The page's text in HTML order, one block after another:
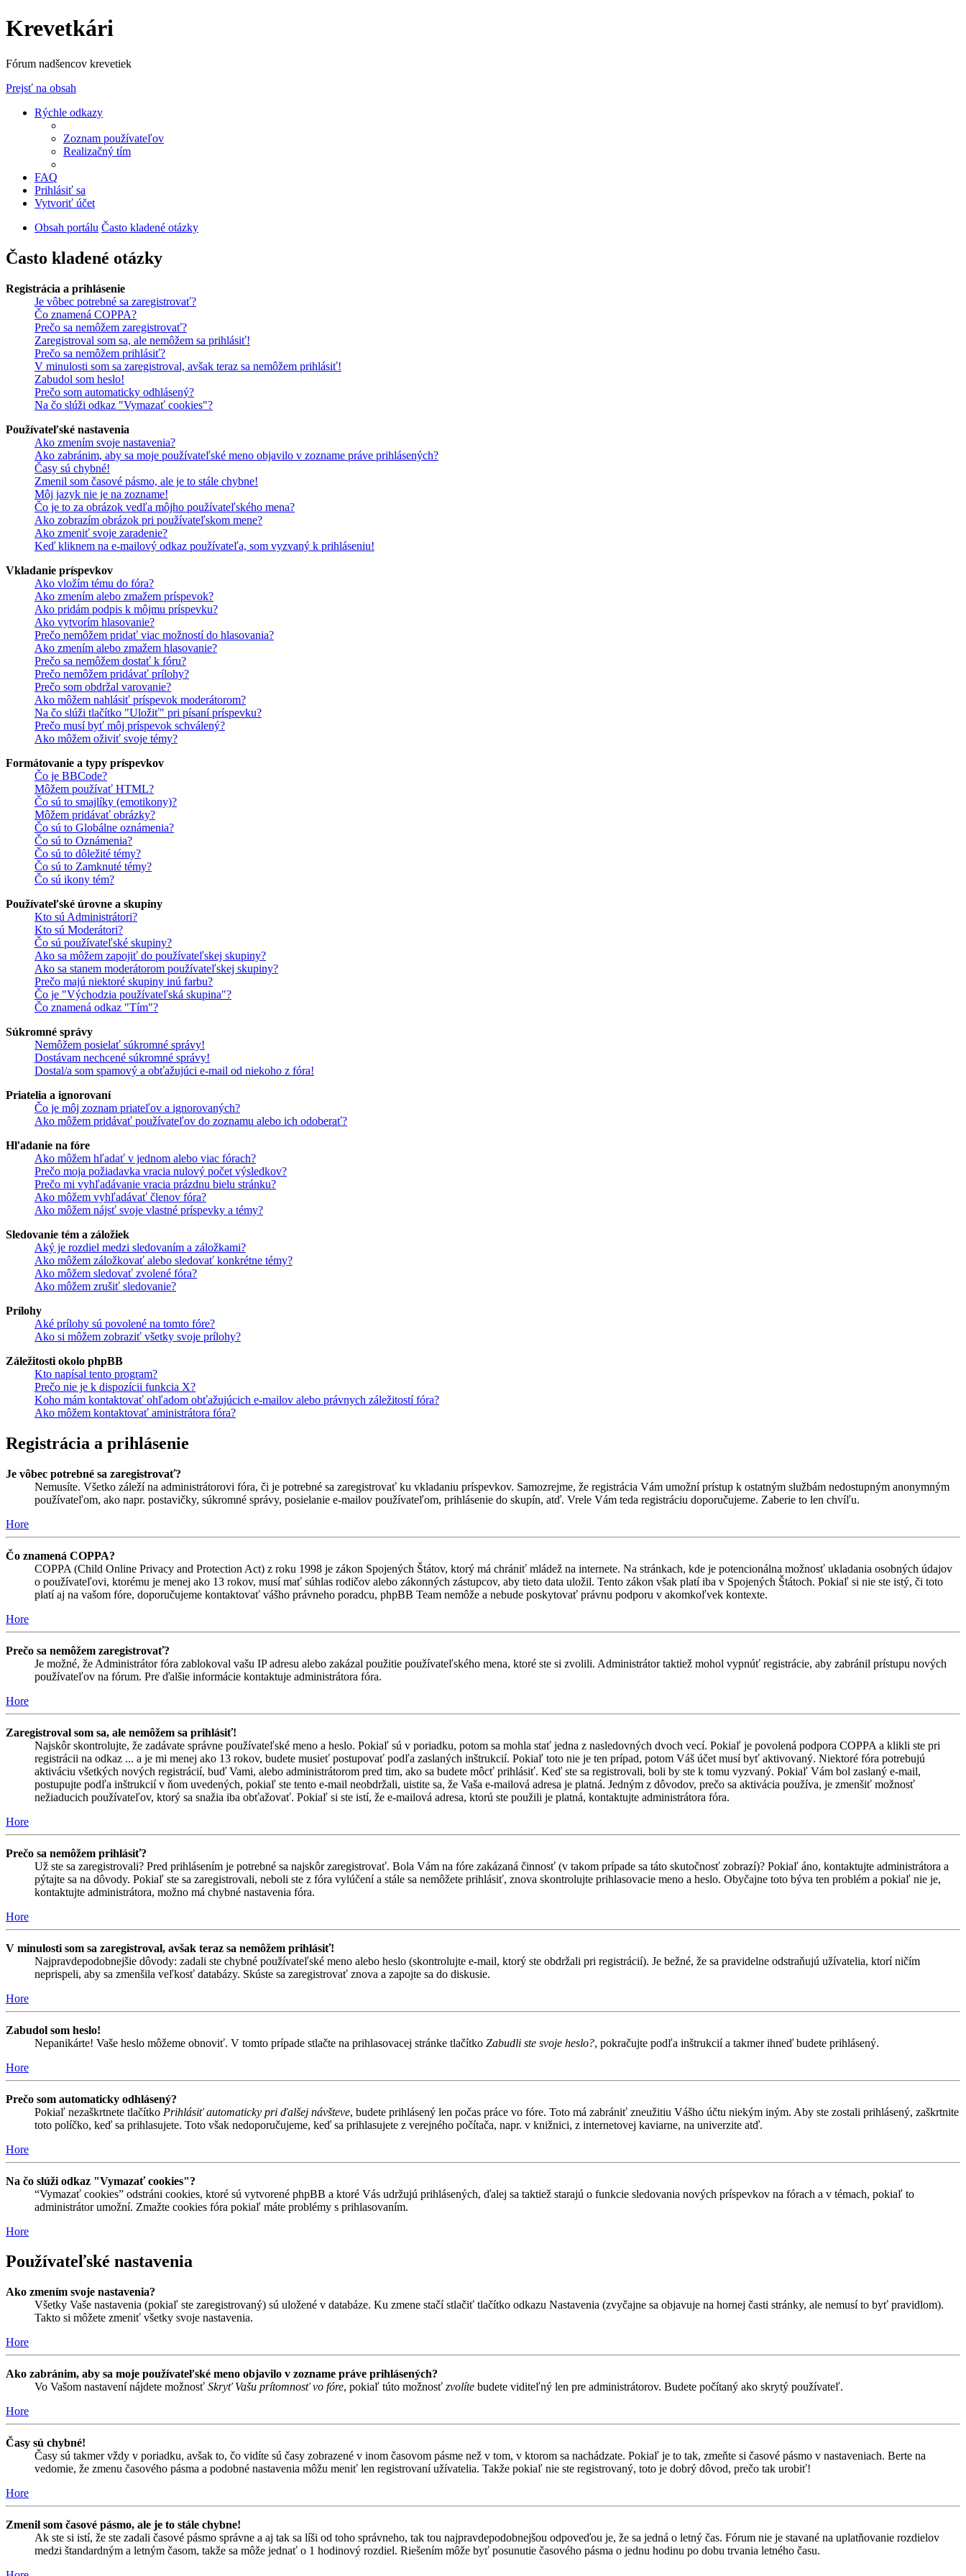
Krevetkári
Fórum nadšencov krevetiek
Prejsť na obsah
Rýchle odkazy
Zoznam používateľov
Realizačný tím
FAQ
Prihlásiť sa
Vytvoriť účet
Obsah portálu Často kladené otázky
Často kladené otázky
Registrácia a prihlásenie
Je vôbec potrebné sa zaregistrovať?
Čo znamená COPPA?
Prečo sa nemôžem zaregistrovať?
Zaregistroval som sa, ale nemôžem sa prihlásiť!
Prečo sa nemôžem prihlásiť?
V minulosti som sa zaregistroval, avšak teraz sa nemôžem prihlásiť!
Zabudol som heslo!
Prečo som automaticky odhlásený?
Na čo slúži odkaz "Vymazať cookies"?
Používateľské nastavenia
Ako zmením svoje nastavenia?
Ako zabránim, aby sa moje používateľské meno objavilo v zozname práve prihlásených?
Časy sú chybné!
Zmenil som časové pásmo, ale je to stále chybne!
Môj jazyk nie je na zozname!
Čo je to za obrázok vedľa môjho používateľského mena?
Ako zobrazím obrázok pri používateľskom mene?
Ako zmeniť svoje zaradenie?
Keď kliknem na e-mailový odkaz používateľa, som vyzvaný k prihláseniu!
Vkladanie príspevkov
Ako vložím tému do fóra?
Ako zmením alebo zmažem príspevok?
Ako pridám podpis k môjmu príspevku?
Ako vytvorím hlasovanie?
Prečo nemôžem pridať viac možností do hlasovania?
Ako zmením alebo zmažem hlasovanie?
Prečo sa nemôžem dostať k fóru?
Prečo nemôžem pridávať prílohy?
Prečo som obdržal varovanie?
Ako môžem nahlásiť príspevok moderátorom?
Na čo slúži tlačítko "Uložiť" pri písaní príspevku?
Prečo musí byť môj príspevok schválený?
Ako môžem oživiť svoje témy?
Formátovanie a typy príspevkov
Čo je BBCode?
Môžem používať HTML?
Čo sú to smajlíky (emotikony)?
Môžem pridávať obrázky?
Čo sú to Globálne oznámenia?
Čo sú to Oznámenia?
Čo sú to dôležité témy?
Čo sú to Zamknuté témy?
Čo sú ikony tém?
Používateľské úrovne a skupiny
Kto sú Administrátori?
Kto sú Moderátori?
Čo sú používateľské skupiny?
Ako sa môžem zapojiť do používateľskej skupiny?
Ako sa stanem moderátorom používateľskej skupiny?
Prečo majú niektoré skupiny inú farbu?
Čo je "Východzia používateľská skupina"?
Čo znamená odkaz "Tím"?
Súkromné správy
Nemôžem posielať súkromné správy!
Dostávam nechcené súkromné správy!
Dostal/a som spamový a obťažujúci e-mail od niekoho z fóra!
Priatelia a ignorovaní
Čo je môj zoznam priateľov a ignorovaných?
Ako môžem pridávať používateľov do zoznamu alebo ich odoberať?
Hľadanie na fóre
Ako môžem hľadať v jednom alebo viac fórach?
Prečo moja požiadavka vracia nulový počet výsledkov?
Prečo mi vyhľadávanie vracia prázdnu bielu stránku?
Ako môžem vyhľadávať členov fóra?
Ako môžem nájsť svoje vlastné príspevky a témy?
Sledovanie tém a záložiek
Aký je rozdiel medzi sledovaním a záložkami?
Ako môžem záložkovať alebo sledovať konkrétne témy?
Ako môžem sledovať zvolené fóra?
Ako môžem zrušiť sledovanie?
Prílohy
Aké prílohy sú povolené na tomto fóre?
Ako si môžem zobraziť všetky svoje prílohy?
Záležitosti okolo phpBB
Kto napísal tento program?
Prečo nie je k dispozícii funkcia X?
Koho mám kontaktovať ohľadom obťažujúcich e-mailov alebo právnych záležitostí fóra?
Ako môžem kontaktovať aministrátora fóra?
Registrácia a prihlásenie
Je vôbec potrebné sa zaregistrovať?
Nemusíte. Všetko záleží na administrátorovi fóra, či je potrebné sa zaregistrovať ku vkladaniu príspevkov. Samozrejme, že registrácia Vám umožní prístup k ostatným službám nedostupným anonymným
používateľom, ako napr. postavičky, súkromné správy, posielanie e-mailov používateľom, prihlásenie do skupín, atď. Vrele Vám teda registráciu doporučujeme. Zaberie to len chvíľu.
Hore
Čo znamená COPPA?
COPPA (Child Online Privacy and Protection Act) z roku 1998 je zákon Spojených Štátov, ktorý má chrániť mládež na internete. Na stránkach, kde je potencionálna možnosť ukladania osobných údajov
o používateľovi, ktorému je menej ako 13 rokov, musí mať súhlas rodičov alebo zákonných zástupcov, aby tieto data uložil. Tento zákon však platí iba v Spojených Štátoch. Pokiaľ si nie ste istý, či toto
platí aj na vašom fóre, doporučujeme kontaktovať vášho právneho poradcu, phpBB Team nemôže a nebude poskytovať právnu podporu v akomkoľvek kontexte.
Hore
Prečo sa nemôžem zaregistrovať?
Je možné, že Administrátor fóra zablokoval vašu IP adresu alebo zakázal použitie používateľského mena, ktoré ste si zvolili. Administrátor taktiež mohol vypnúť registrácie, aby zabránil prístupu nových
používateľov na fórum. Pre ďalšie informácie kontaktuje administrátora fóra.
Hore
Zaregistroval som sa, ale nemôžem sa prihlásiť!
Najskôr skontrolujte, že zadávate správne používateľské meno a heslo. Pokiaľ sú v poriadku, potom sa mohla stať jedna z nasledovných dvoch vecí. Pokiaľ je povolená podpora COPPA a klikli ste pri
registrácii na odkaz ... a je mi menej ako 13 rokov, budete musieť postupovať podľa zaslaných inštrukcií. Pokiaľ toto nie je ten prípad, potom Váš účet musí byť aktivovaný. Niektoré fóra potrebujú
aktiváciu všetkých nových registrácií, buď Vami, alebo administrátorom pred tim, ako sa budete môcť prihlásiť. Keď ste sa registrovali, boli by ste k tomu vyzvaný. Pokiaľ Vám bol zaslaný e-mail,
postupujte podľa inštrukcií v ňom uvedených, pokiaľ ste tento e-mail neobdržali, uistite sa, že Vaša e-mailová adresa je platná. Jedným z dôvodov, prečo sa aktivácia používa, je zmenšiť možnosť
nežiaducich používateľov, ktorý sa snažia iba obťažovať. Pokiaľ si ste istí, že e-mailová adresa, ktorú ste použili je platná, kontaktujte administrátora fóra.
Hore
Prečo sa nemôžem prihlásiť?
Už ste sa zaregistrovali? Pred prihlásením je potrebné sa najskôr zaregistrovať. Bola Vám na fóre zakázaná činnosť (v takom prípade sa táto skutočnosť zobrazí)? Pokiaľ áno, kontaktujte administrátora a
pýtajte sa na dôvody. Pokiaľ ste sa zaregistrovali, neboli ste z fóra vylúčení a stále sa nemôžete prihlásiť, znova skontrolujte prihlasovacie meno a heslo. Obyčajne toto býva ten problém a pokiaľ nie je,
kontaktujte administrátora, možno má chybné nastavenia fóra.
Hore
V minulosti som sa zaregistroval, avšak teraz sa nemôžem prihlásiť!
Najpravdepodobnejšie dôvody: zadali ste chybné používateľské meno alebo heslo (skontrolujte e-mail, ktorý ste obdržali pri registrácií). Je bežné, že sa pravidelne odstraňujú užívatelia, ktorí ničím
neprispeli, aby sa zmenšila veľkosť databázy. Skúste sa zaregistrovať znova a zapojte sa do diskusie.
Hore
Zabudol som heslo!
Nepanikárte! Vaše heslo môžeme obnoviť. V tomto prípade stlačte na prihlasovacej stránke tlačítko Zabudli ste svoje heslo?, pokračujte podľa inštrukcií a takmer ihneď budete prihlásený.
Hore
Prečo som automaticky odhlásený?
Pokiaľ nezaškrtnete tlačítko Prihlásiť automaticky pri ďalšej návšteve, budete prihlásený len počas práce vo fóre. Toto má zabrániť zneužitiu Vášho účtu niekým iným. Aby ste zostali prihlásený, zaškrtnite
toto políčko, keď sa prihlasujete. Toto však nedoporučujeme, keď sa prihlasujete z verejného počítača, napr. v knižnici, z internetovej kaviarne, na univerzite atď.
Hore
Na čo slúži odkaz "Vymazať cookies"?
“Vymazať cookies” odstráni cookies, ktoré sú vytvorené phpBB a ktoré Vás udržujú prihlásených, ďalej sa taktiež starajú o funkcie sledovania nových príspevkov na fórach a v témach, pokiaľ to
administrátor umožní. Zmažte cookies fóra pokiaľ máte problémy s prihlasovaním.
Hore
Používateľské nastavenia
Ako zmením svoje nastavenia?
Všetky Vaše nastavenia (pokiaľ ste zaregistrovaný) sú uložené v databáze. Ku zmene stačí stlačiť tlačítko odkazu Nastavenia (zvyčajne sa objavuje na hornej časti stránky, ale nemusí to byť pravidlom).
Takto si môžete zmeniť všetky svoje nastavenia.
Hore
Ako zabránim, aby sa moje používateľské meno objavilo v zozname práve prihlásených?
Vo Vašom nastavení nájdete možnosť Skryť Vašu prítomnosť vo fóre, pokiaľ túto možnosť zvolíte budete viditeľný len pre administrátorov. Budete počítaný ako skrytý používateľ.
Hore
Časy sú chybné!
Časy sú takmer vždy v poriadku, avšak to, čo vidíte sú časy zobrazené v inom časovom pásme než v tom, v ktorom sa nachádzate. Pokiaľ je to tak, zmeňte si časové pásmo v nastaveniach. Berte na
vedomie, že zmenu časového pásma a podobné nastavenia môžu meniť len registrovaní užívatelia. Takže pokiaľ nie ste registrovaný, toto je dobrý dôvod, prečo tak urobiť!
Hore
Zmenil som časové pásmo, ale je to stále chybne!
Ak ste si istí, že ste zadali časové pásmo správne a aj tak sa líši od toho správneho, tak tou najpravdepodobnejšou odpoveďou je, že sa jedná o letný čas. Fórum nie je stavané na uplatňovanie rozdielov
medzi štandardným a letným časom, takže sa môže jednať o 1 hodinový rozdiel. Riešením môže byť posunutie časového pásma o jednu hodinu po dobu trvania letného času.